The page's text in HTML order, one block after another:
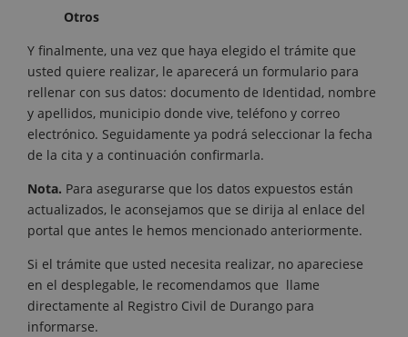
Otros
Y finalmente, una vez que haya elegido el trámite que
usted quiere realizar, le aparecerá un formulario para
rellenar con sus datos: documento de Identidad, nombre
y apellidos, municipio donde vive, teléfono y correo
electrónico. Seguidamente ya podrá seleccionar la fecha
de la cita y a continuación confirmarla.
Nota. Para asegurarse que los datos expuestos están
actualizados, le aconsejamos que se dirija al enlace del
portal que antes le hemos mencionado anteriormente.
Si el trámite que usted necesita realizar, no apareciese
en el desplegable, le recomendamos que llame
directamente al Registro Civil de Durango para
informarse.